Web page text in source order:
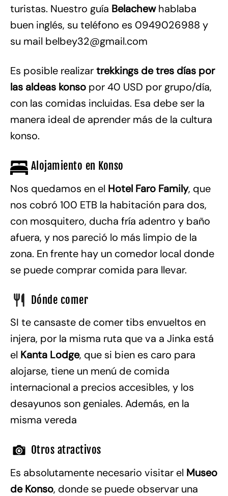
turistas. Nuestro guía Belachewhablaba
buen inglés, su teléfono es 0949026988 y
su mail belbey32@gmail.com
Es posible realizartrekkings de tres días por
las aldeas konso por 40 USD por grupo/día,
con las comidas incluidas. Esa debe ser la
manera ideal de aprender más de la cultura
konso.
Alojamiento en Konso
Nos quedamos en el Hotel Faro Family, que
nos cobró 100 ETB la habitación para dos,
con mosquitero, ducha fría adentro y baño
afuera, y nos pareció lo más limpio de la
zona. En frente hay un comedor local donde
se puede comprar comida para llevar.
Dónde comer
SI te cansaste de comer tibs envueltos en
injera, por la misma ruta que va a Jinka está
el Kanta Lodge, que si bien es caro para
alojarse, tiene un menú de comida
internacional a precios accesibles, y los
desayunos son geniales. Además, en la
misma vereda
Otros atractivos
Es absolutamente necesario visitar el Museo
de Konso, donde se puede observar una